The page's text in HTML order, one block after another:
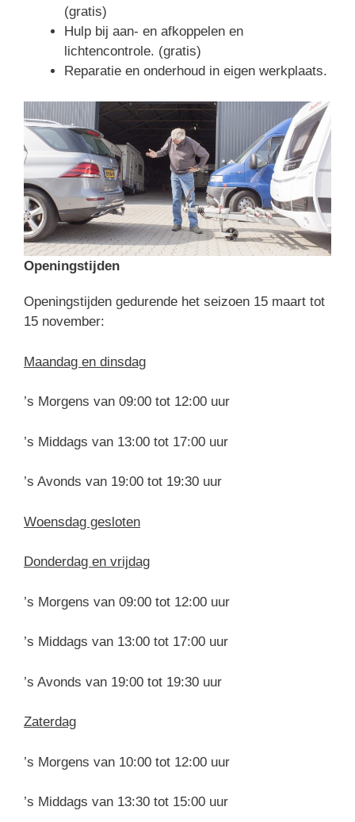
(gratis)
Hulp bij aan- en afkoppelen en
lichtencontrole. (gratis)
Reparatie en onderhoud in eigen werkplaats.
Openingstijden
Openingstijden gedurende het seizoen 15 maart tot
15 november:
Maandag en dinsdag
’s Morgens van 09:00 tot 12:00 uur
’s Middags van 13:00 tot 17:00 uur
’s Avonds van 19:00 tot 19:30 uur
Woensdag gesloten
Donderdag en vrijdag
’s Morgens van 09:00 tot 12:00 uur
’s Middags van 13:00 tot 17:00 uur
’s Avonds van 19:00 tot 19:30 uur
Zaterdag
’s Morgens van 10:00 tot 12:00 uur
’s Middags van 13:30 tot 15:00 uur